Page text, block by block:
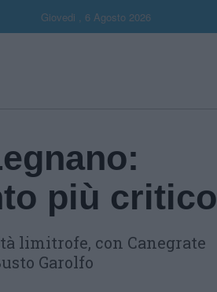
Giovedi , 6 Agosto 2026
più critico
limitrofe, con Canegrate
Garolfo